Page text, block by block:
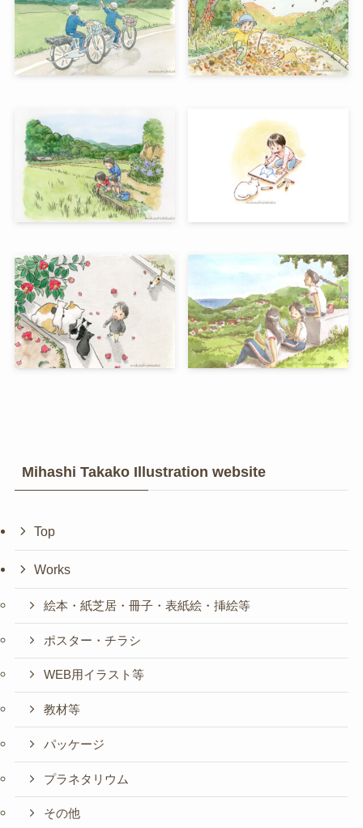
Mihashi Takako Illustration website
Top
Works
絵本・紙芝居・冊子・表紙絵・挿絵等
ポスター・チラシ
WEB用イラスト等
教材等
パッケージ
プラネタリウム
その他